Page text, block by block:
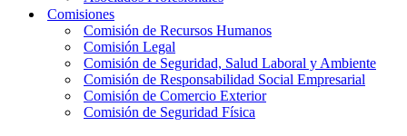
Comisiones
Comisión de Recursos Humanos
Comisión Legal
Comisión de Seguridad, Salud Laboral y Ambiente
Comisión de Responsabilidad Social Empresarial
Comisión de Comercio Exterior
Comisión de Seguridad Física